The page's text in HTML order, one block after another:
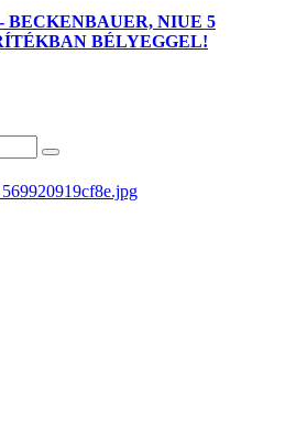
BECKENBAUER, NIUE 5
BÉLYEGGEL!